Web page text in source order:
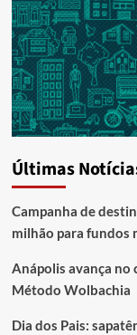
Últimas
Campanha de
milhão para fundos
Anápolis avança no
Método Wolbachia
Dia dos Pais: